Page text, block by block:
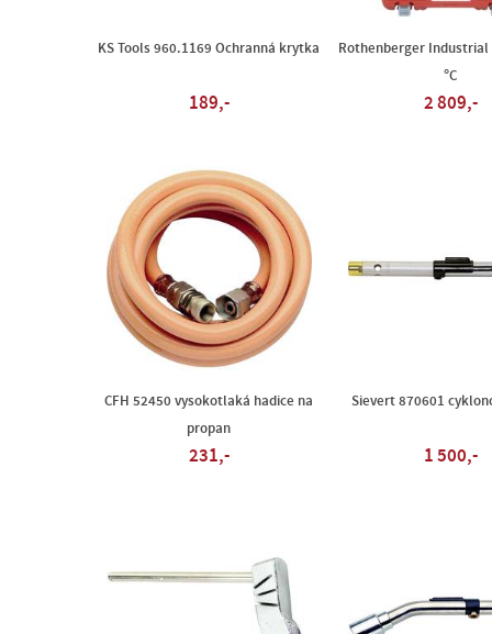
KS Tools 960.1169 Ochranná krytka
189,-
Rothenberger Industrial
°C
2 809,-
CFH 52450 vysokotlaká hadice na
propan
231,-
Sievert 870601
1 500,-